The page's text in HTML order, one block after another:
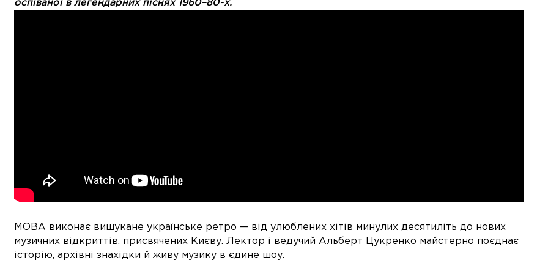
МОВА виконає вишукане українське ретро — від улюблених хітів минулих десятиліть до нових
музичних відкриттів, присвячених Києву. Лектор і ведучий Альберт Цукренко майстерно поєднає
історію, архівні знахідки й живу музику в єдине шоу.